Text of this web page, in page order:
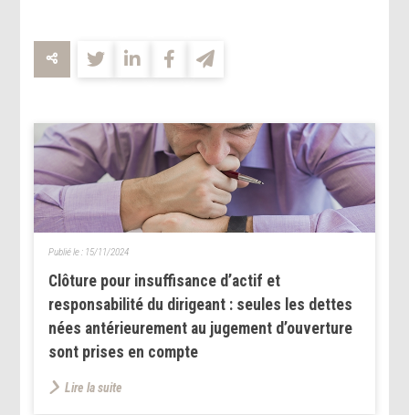
Clôture pour insuffisance d’actif et
responsabilité du dirigeant : seules les dettes
nées antérieurement au jugement d’ouverture
sont prises en compte
Publié le : 15/11/2024
Lire la suite